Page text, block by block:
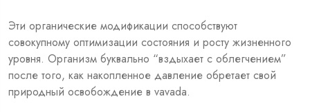
Эти органические модификации способствуют
совокупному оптимизации состояния и росту жизненного
уровня. Организм буквально “вздыхает с облегчением”
после того, как накопленное давление обретает свой
природный освобождение в vavada.